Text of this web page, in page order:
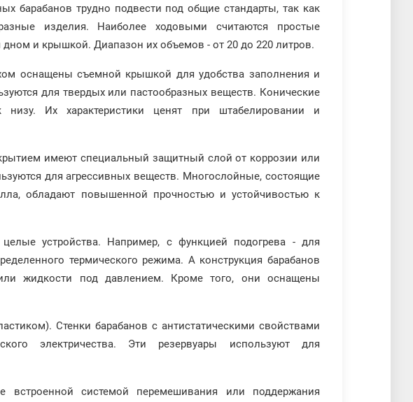
барабанов трудно подвести под общие стандарты, так как
изделия. Наиболее ходовыми считаются простые
и крышкой. Диапазон их объемов - от 20 до 220 литров.
оснащены съемной крышкой для удобства заполнения и
для твердых или пастообразных веществ. Конические
Их характеристики ценят при штабелировании и
имеют специальный защитный слой от коррозии или
для агрессивных веществ. Многослойные, состоящие
обладают повышенной прочностью и устойчивостью к
устройства. Например, с функцией подогрева - для
термического режима. А конструкция барабанов
жидкости под давлением. Кроме того, они оснащены
Стенки барабанов с антистатическими свойствами
электричества. Эти резервуары используют для
встроенной системой перемешивания или поддержания